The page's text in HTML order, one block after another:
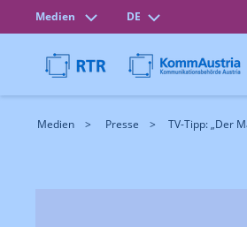
Medien DE
Medien Presse TV-Tipp: „Der